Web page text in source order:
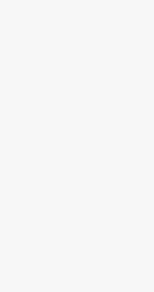
de búsqueda,